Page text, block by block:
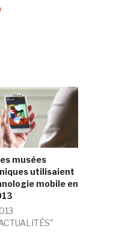
musées
utilisaient
mobile en